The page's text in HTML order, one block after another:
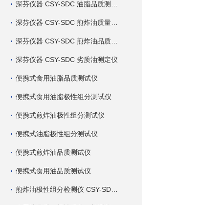
深芬仪器 CSY-SDC 劣质油测定仪
便携式食用油脂品质测试仪
便携式食用油脂极性组分测试仪
便携式煎炸油极性组分测试仪
便携式油脂极性组分测试仪
便携式煎炸油品质测试仪
便携式食用油品质测试仪